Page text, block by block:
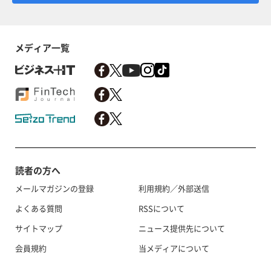
メディア一覧
読者の方へ
メールマガジンの登録
よくある質問
サイトマップ
会員規約
利用規約／外部送信
RSSについて
ニュース提供先について
当メディアについて